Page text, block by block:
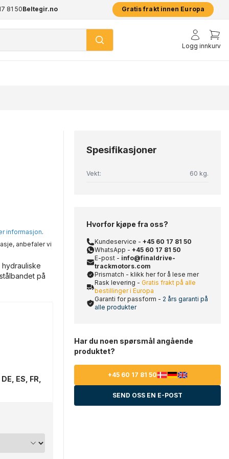
2 års garanti på alle produkter
81 50Beltegir.no Gratis frakt innen Europa
Logg innkurv
informasjon.
anbefaler vi
på
ES, FR,
Spesifikasjoner
Vekt: 60 kg.
Hvorfor kjøpe fra oss?
Kundeservice - +45 60 17 81 50
WhatsApp - +45 60 17 81 50
E-post - info@finaldrive-
trackmotors.com
Prismatch - klikk her for å lese mer
Rask levering - Gratis frakt på alle
bestillinger i Europa
Garanti for passform - 2 års garanti på
alle produkter
Har du noen spørsmål angående
produktet?
+45 60 17 81 50
SEND OSS EN E-POST